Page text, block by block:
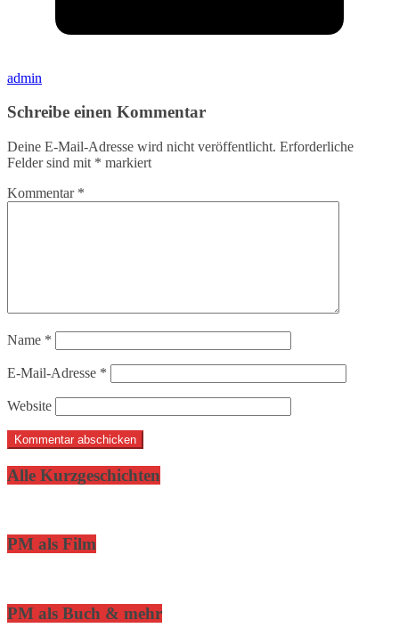
admin
Schreibe einen Kommentar
Deine E-Mail-Adresse wird nicht veröffentlicht. Erforderliche
Felder sind mit * markiert
Kommentar *
Name *
E-Mail-Adresse *
Website
Alle Kurzgeschichten
PM als Film
PM als Buch & mehr